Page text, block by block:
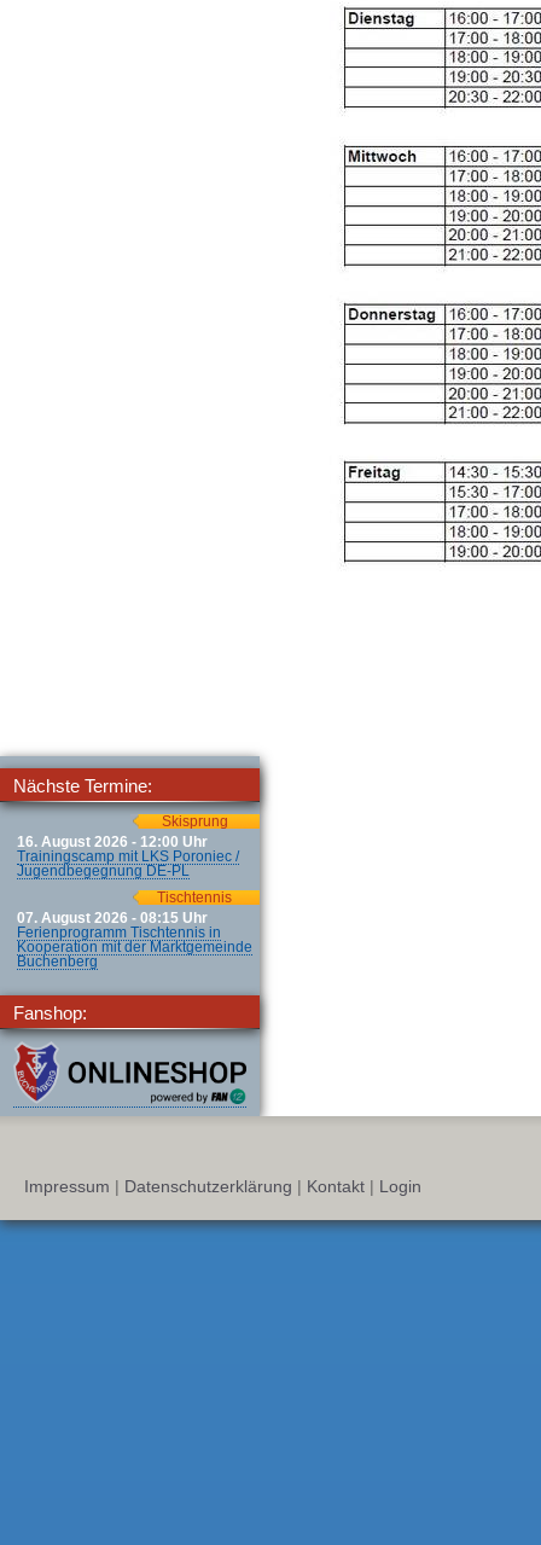
Nächste Termine:
Skisprung
16. August 2026 - 12:00 Uhr
Trainingscamp mit LKS Poroniec /
Jugendbegegnung DE-PL
Tischtennis
07. August 2026 - 08:15 Uhr
Ferienprogramm Tischtennis in
Kooperation mit der Marktgemeinde
Buchenberg
Fanshop:
Impressum | Datenschutzerklärung | Kontakt | Login